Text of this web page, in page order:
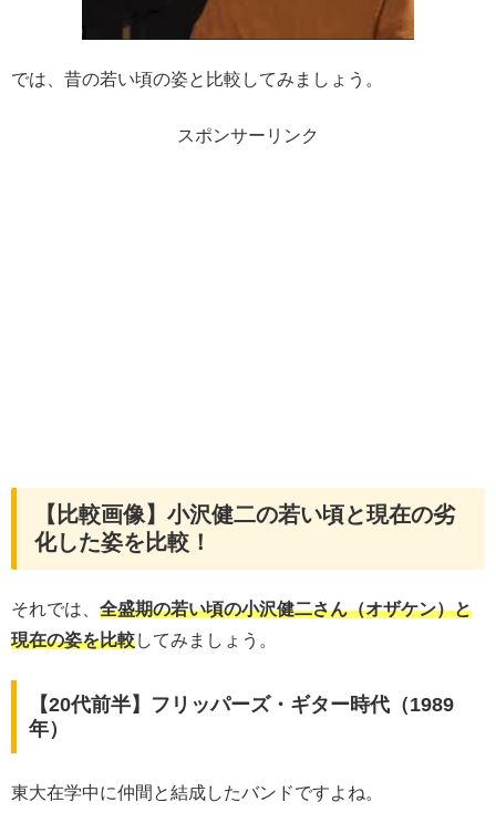
では、昔の若い頃の姿と比較してみましょう。
スポンサーリンク
【比較画像】小沢健二の若い頃と現在の劣
化した姿を比較！
それでは、 全盛期の若い頃の小沢健二さん（オザケン）と
現在の姿を比較してみましょう。
【20代前半】フリッパーズ・ギター時代（1989
年）
東大在学中に仲間と結成したバンドですよね。